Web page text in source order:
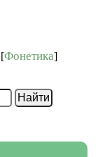
[Фонетика]